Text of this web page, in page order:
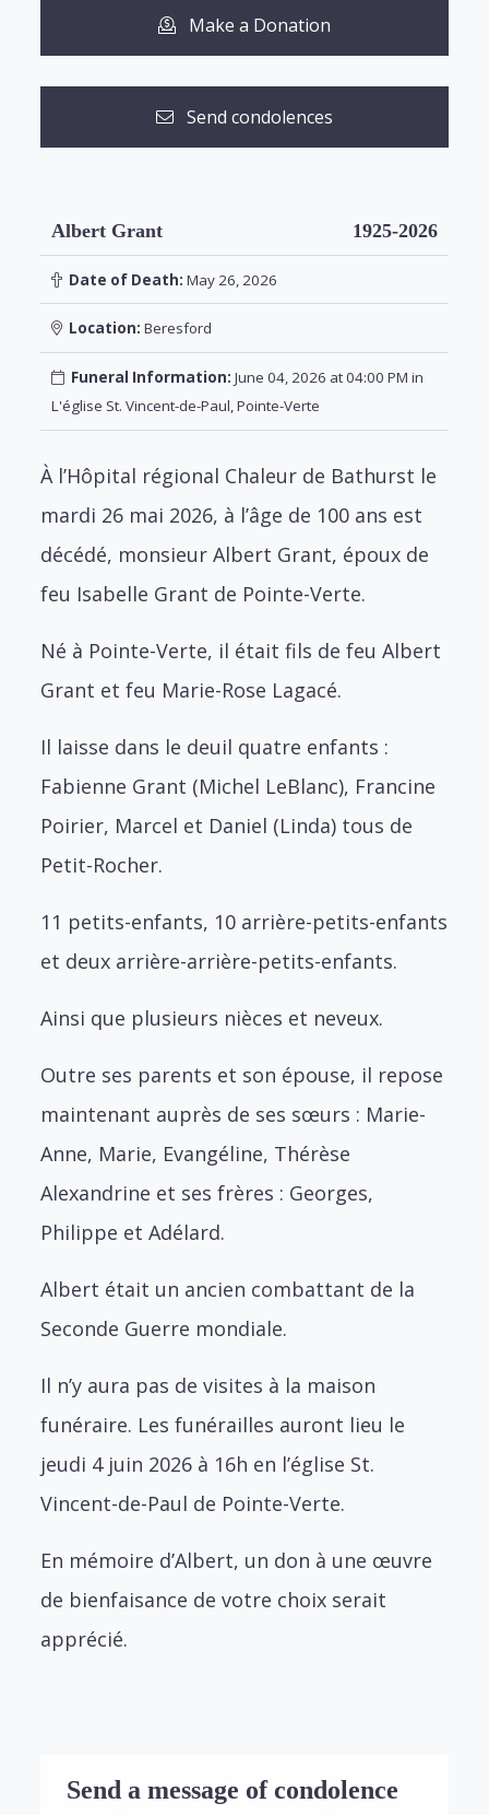
Make a Donation
Send condolences
Albert Grant 1925-2026
Date of Death: May 26, 2026
Location: Beresford
Funeral Information: June 04, 2026 at 04:00 PM in
L'église St. Vincent-de-Paul, Pointe-Verte
À l’Hôpital régional Chaleur de Bathurst le
mardi 26 mai 2026, à l’âge de 100 ans est
décédé, monsieur Albert Grant, époux de
feu Isabelle Grant de Pointe-Verte.
Né à Pointe-Verte, il était fils de feu Albert
Grant et feu Marie-Rose Lagacé.
Il laisse dans le deuil quatre enfants :
Fabienne Grant (Michel LeBlanc), Francine
Poirier, Marcel et Daniel (Linda) tous de
Petit-Rocher.
11 petits-enfants, 10 arrière-petits-enfants
et deux arrière-arrière-petits-enfants.
Ainsi que plusieurs nièces et neveux.
Outre ses parents et son épouse, il repose
maintenant auprès de ses sœurs : Marie-
Anne, Marie, Evangéline, Thérèse
Alexandrine et ses frères : Georges,
Philippe et Adélard.
Albert était un ancien combattant de la
Seconde Guerre mondiale.
Il n’y aura pas de visites à la maison
funéraire. Les funérailles auront lieu le
jeudi 4 juin 2026 à 16h en l’église St.
Vincent-de-Paul de Pointe-Verte.
En mémoire d’Albert, un don à une œuvre
de bienfaisance de votre choix serait
apprécié.
Send a message of condolence